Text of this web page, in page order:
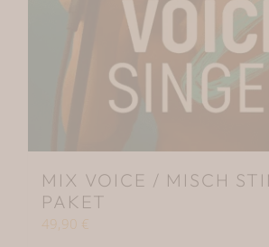
MIX VOICE / MISCH
PAKET
49,90 €